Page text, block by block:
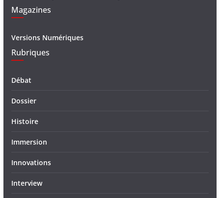
Magazines
Versions Numériques
Rubriques
Débat
Dossier
Histoire
Immersion
Innovations
Interview